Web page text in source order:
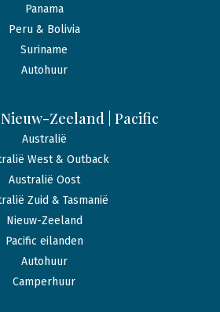
Panama
Peru & Bolivia
Suriname
Autohuur
Zeeland | Pacific
Australië
West & Outback
Australië Oost
Zuid & Tasmanië
Nieuw-Zeeland
Pacific eilanden
Autohuur
Camperhuur